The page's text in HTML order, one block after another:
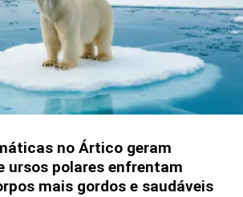
no Ártico geram
ursos polares enfrentam
mais gordos e saudáveis